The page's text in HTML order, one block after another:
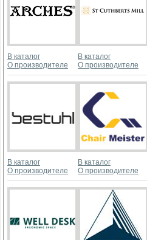
В каталог
О производителе
В каталог
О производителе
В каталог
О производителе
В каталог
О производителе